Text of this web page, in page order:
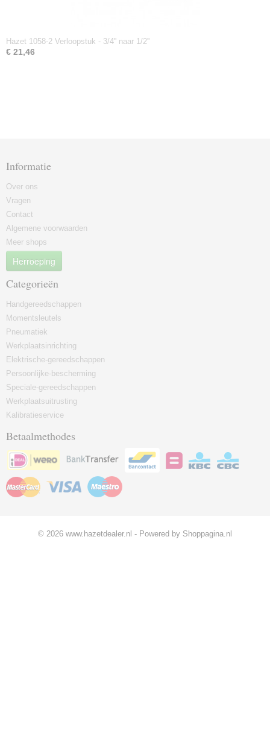
Hazet 1058-2 Verloopstuk - 3/4'' naar 1/2''
€ 21,46
Informatie
Over ons
Vragen
Contact
Algemene voorwaarden
Meer shops
Herroeping
Categorieën
Handgereedschappen
Momentsleutels
Pneumatiek
Werkplaatsinrichting
Elektrische-gereedschappen
Persoonlijke-bescherming
Speciale-gereedschappen
Werkplaatsuitrusting
Kalibratieservice
Betaalmethodes
© 2026 www.hazetdealer.nl - Powered by Shoppagina.nl